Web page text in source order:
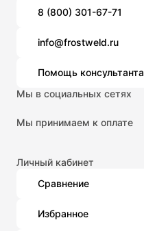
8 (800) 301-67-71
info@frostweld.ru
Помощь консультанта
Мы в социальных сетях
Мы принимаем к оплате
Личный кабинет
Сравнение
Избранное